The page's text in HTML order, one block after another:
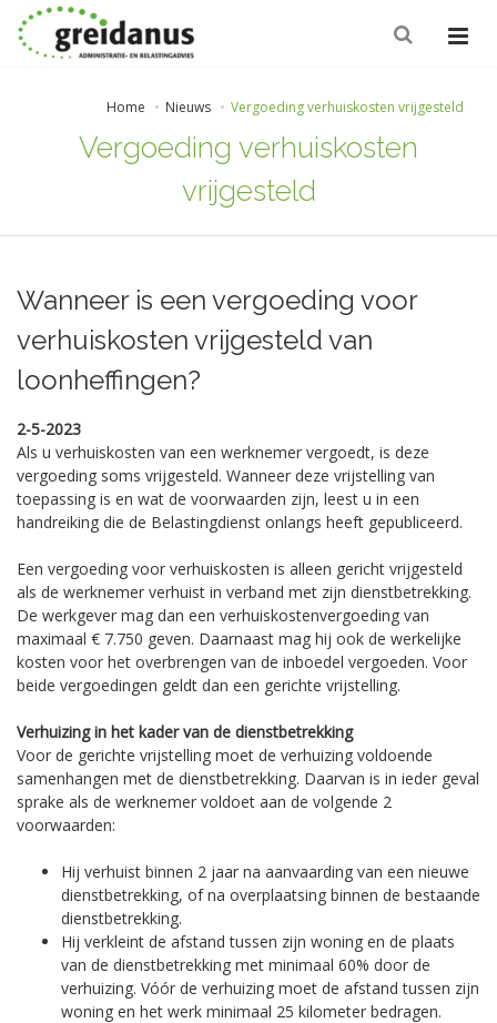
Home Nieuws Vergoeding verhuiskosten vrijgesteld
Vergoeding verhuiskosten
vrijgesteld
Wanneer is een vergoeding voor
verhuiskosten vrijgesteld van
loonheffingen?
2-5-2023
Als u verhuiskosten van een werknemer vergoedt, is deze
vergoeding soms vrijgesteld. Wanneer deze vrijstelling van
toepassing is en wat de voorwaarden zijn, leest u in een
handreiking die de Belastingdienst onlangs heeft gepubliceerd.
Een vergoeding voor verhuiskosten is alleen gericht vrijgesteld
als de werknemer verhuist in verband met zijn dienstbetrekking.
De werkgever mag dan een verhuiskostenvergoeding van
maximaal € 7.750 geven. Daarnaast mag hij ook de werkelijke
kosten voor het overbrengen van de inboedel vergoeden. Voor
beide vergoedingen geldt dan een gerichte vrijstelling.
Verhuizing in het kader van de dienstbetrekking
Voor de gerichte vrijstelling moet de verhuizing voldoende
samenhangen met de dienstbetrekking. Daarvan is in ieder geval
sprake als de werknemer voldoet aan de volgende 2
voorwaarden:
Hij verhuist binnen 2 jaar na aanvaarding van een nieuwe
dienstbetrekking, of na overplaatsing binnen de bestaande
dienstbetrekking.
Hij verkleint de afstand tussen zijn woning en de plaats
van de dienstbetrekking met minimaal 60% door de
verhuizing. Vóór de verhuizing moet de afstand tussen zijn
woning en het werk minimaal 25 kilometer bedragen.